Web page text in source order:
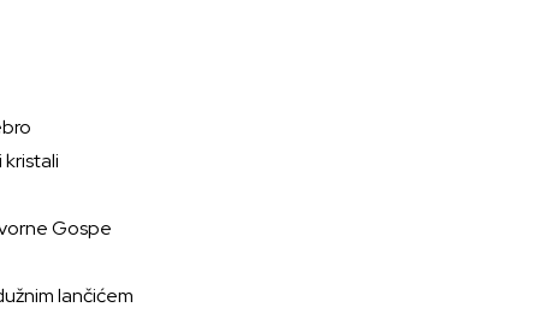
Gospe
lančićem